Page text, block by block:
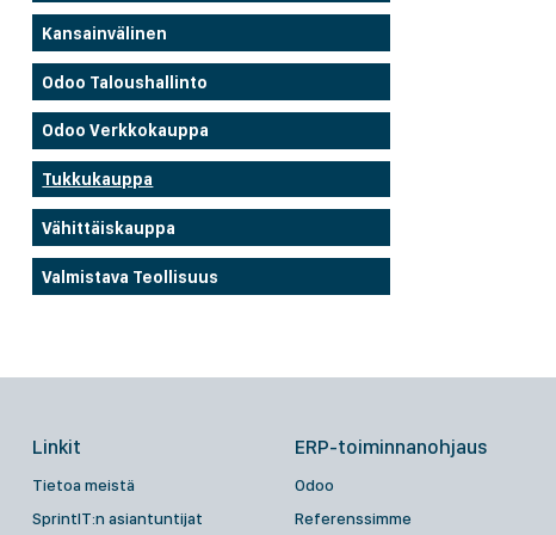
Kansainvälinen
Odoo Taloushallinto
Odoo Verkkokauppa
Tukkukauppa
Vähittäiskauppa
Valmistava Teollisuus
Linkit
Tietoa meistä
SprintIT:n asiantuntijat
ERP-toiminnanohjaus
Odoo
Referenssimme